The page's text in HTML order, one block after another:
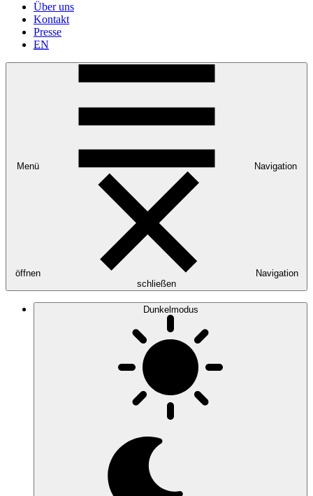
Über uns
Kontakt
Presse
EN
Menü Navigation
öffnen
Navigation
schließen
Dunkelmodus